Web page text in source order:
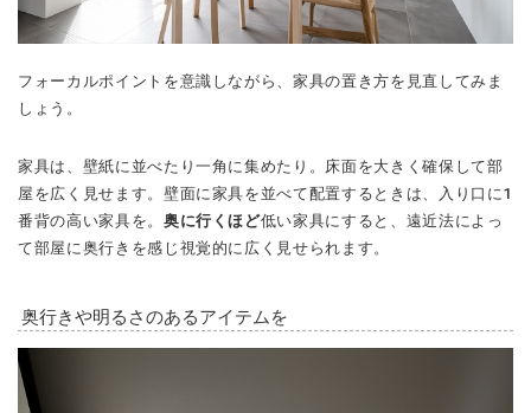
フォーカルポイントを意識しながら、家具の置き方を見直してみま
しょう。
家具は、壁紙に並べたり一角に集めたり。床面を大きく確保して部
屋を広く見せます。壁面に家具を並べて配置するときは、入り口に1
番背の高い家具を。 奥に行くほど低い家具にすると、遠近法によっ
て部屋に奥行きを感じ視覚的に広く見せられます。
奥行きや明るさのあるアイテムを